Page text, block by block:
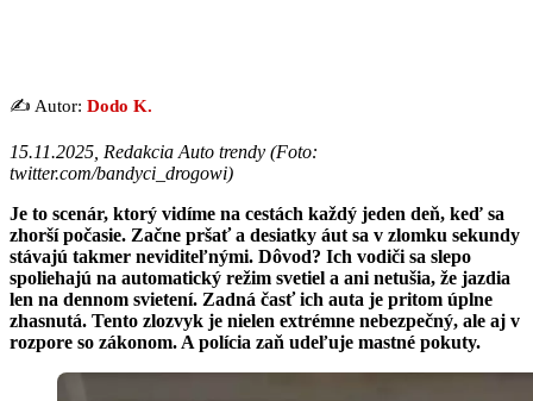
✍️ Autor: Dodo K.
15.11.2025, Redakcia Auto trendy (Foto:
twitter.com/bandyci_drogowi)
Je to scenár, ktorý vidíme na cestách každý jeden deň, keď sa
zhorší počasie. Začne pršať a desiatky áut sa v zlomku sekundy
stávajú takmer neviditeľnými. Dôvod? Ich vodiči sa slepo
spoliehajú na automatický režim svetiel a ani netušia, že jazdia
len na dennom svietení. Zadná časť ich auta je pritom úplne
zhasnutá. Tento zlozvyk je nielen extrémne nebezpečný, ale aj v
rozpore so zákonom. A polícia zaň udeľuje mastné pokuty.